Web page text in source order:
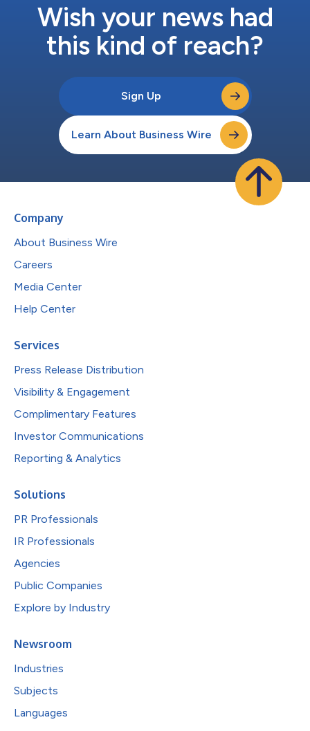
Wish your news had
this kind of reach?
Sign Up
Learn About Business Wire
Company
About Business Wire
Careers
Media Center
Help Center
Services
Press Release Distribution
Visibility & Engagement
Complimentary Features
Investor Communications
Reporting & Analytics
Solutions
PR Professionals
IR Professionals
Agencies
Public Companies
Explore by Industry
Newsroom
Industries
Subjects
Languages